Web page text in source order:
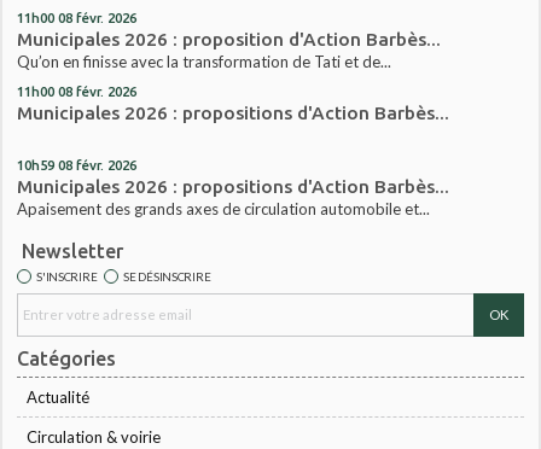
11h00 08 févr. 2026
Municipales 2026 : proposition d'Action Barbès...
Qu’on en finisse avec la transformation de Tati et de...
11h00 08 févr. 2026
Municipales 2026 : propositions d'Action Barbès...
10h59 08 févr. 2026
Municipales 2026 : propositions d'Action Barbès...
Apaisement des grands axes de circulation automobile et...
Newsletter
S'INSCRIRE SE DÉSINSCRIRE
Catégories
Actualité
Circulation & voirie